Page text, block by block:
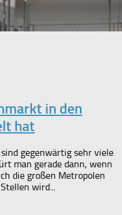
in den
hat
gegenwärtig sehr viele
man gerade dann, wenn
die großen Metropolen
wird...